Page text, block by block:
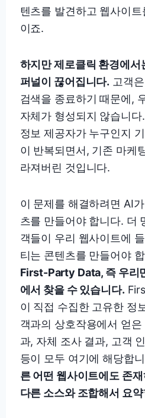
텐츠를 발견하고 웹사이
이죠.
하지만 제로클릭 환경에서
퍼널이 끊어집니다. 고객
검색을 종료하기 때문에,
자체가 형성되지 않습니
정보 제공자가 누구인지
이 반복되면서, 기존 마케
라져버린 것입니다.
이 문제를 해결하려면 AI
츠를 만들어야 합니다. 더
객들이 우리 웹사이트에
티는 콘텐츠를 만들어야
First-Party Data, 즉 우리
에서 찾을 수 있습니다.
이 직접 수집한 고유한 정
객과의 상호작용에서 얻
과, 자체 조사 결과, 고객
등이 모두 여기에 해당합
른 어떤 웹사이트에도 존
다른 소스와 조합해서 요